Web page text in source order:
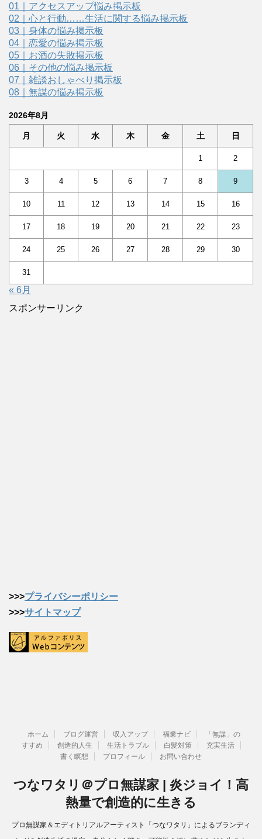
01｜アクセスアップ悩み掲示板
02｜心と行動……生活に関する悩み掲示板
03｜身体の悩み掲示板
04｜恋愛の悩み掲示板
05｜お酒の失敗掲示板
06｜その他の悩み掲示板
07｜雑談おしゃべり掲示板
08｜無謀の悩み掲示板
2026年8月
月 火 水 木 金 土 日
1 2
3 4 5 6 7 8 9
10 11 12 13 14 15 16
17 18 19 20 21 22 23
24 25 26 27 28 29 30
31
« 6月
スポンサーリンク
>>>プライバシーポリシー
>>>サイトマップ
ホーム ブログ運営 収入アップ 福業ナビ
「無謀」の
すすめ
創造的人生 生活トラブル 白髪対策
充実生活
書く瞑想
プロフィール お問い合わせ
つなワタリ＠プロ無謀家 | 炎ジョイ！高
熱量で創造的に生きる
プロ無謀家＆エディトリアルアーティスト「つなワタリ」によるブランディ